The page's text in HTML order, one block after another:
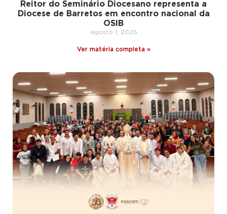
Reitor do Seminário Diocesano representa a
Diocese de Barretos em encontro nacional da
OSIB
agosto 1, 2026
Ver matéria completa »